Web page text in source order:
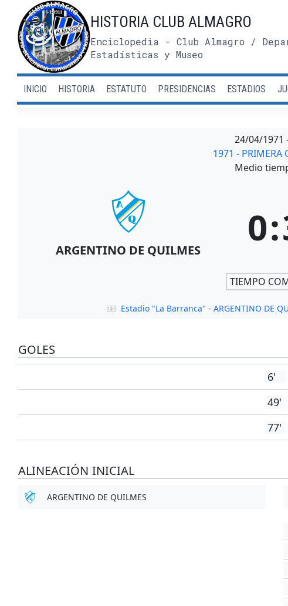
contenido
HISTORIA CLUB ALMAGRO
Enciclopedia - Club Almagro /
Estadísticas y Museo
INICIO HISTORIA ESTATUTO PRESIDENCIAS ESTADIOS
24/04/1971
1971 - PRIMERA
Medio
ARGENTINO DE QUILMES 0:
TIEMPO
Estadio "La Barranca" - ARGENTINO DE
GOLES
6'
49'
77'
ALINEACIÓN INICIAL
ARGENTINO DE QUILMES